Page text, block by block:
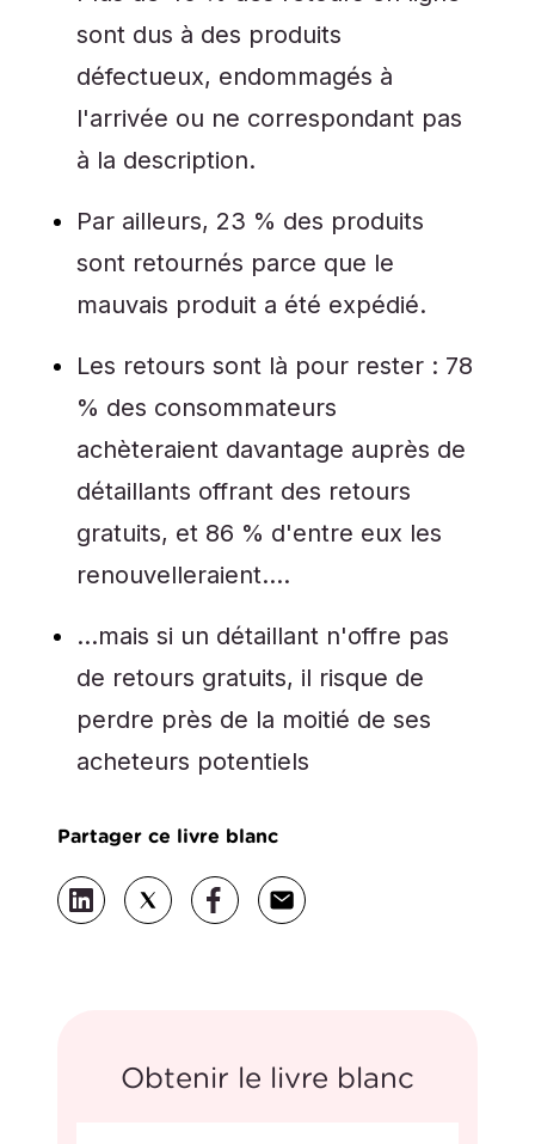
sont dus à des produits
défectueux, endommagés à
l'arrivée ou ne correspondant pas
à la description.
Par ailleurs, 23 % des produits
sont retournés parce que le
mauvais produit a été expédié.
Les retours sont là pour rester : 78
% des consommateurs
achèteraient davantage auprès de
détaillants offrant des retours
gratuits, et 86 % d'entre eux les
renouvelleraient….
…mais si un détaillant n'offre pas
de retours gratuits, il risque de
perdre près de la moitié de ses
acheteurs potentiels
Partager ce livre blanc
Obtenir le livre blanc